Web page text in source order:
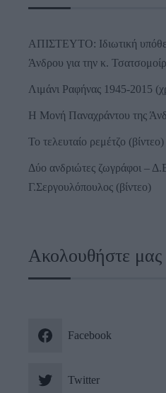
ΑΠΙΣΤΕΥΤΟ: Ιδιωτική
Άνδρου για την κ.
Λιμάνι Ραφήνας 1945-2015
Η Μονή Παναχράντου της
Το τελευταίο ρεμέτζο (βίντεο)
Δύο ανδριώτες ζωγράφοι –
Γ.Σεργουλόπουλος (βίντεο)
Ακολουθήστε μας
Facebook
Twitter